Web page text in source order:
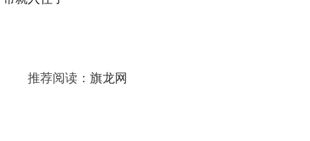
推荐阅读：旗龙网